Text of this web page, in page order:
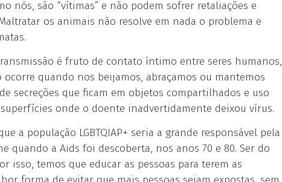
nós, são “vítimas” e não podem sofrer retaliações e
os animais não resolve em nada o problema e
é fruto de contato íntimo entre seres humanos,
quando nos beijamos, abraçamos ou mantemos
secreções que ficam em objetos compartilhados e uso
onde o doente inadvertidamente deixou vírus.
a população LGBTQIAP+ seria a grande responsável pela
quando a Aids foi descoberta, nos anos 70 e 80. Ser do
isso, temos que educar as pessoas para terem as